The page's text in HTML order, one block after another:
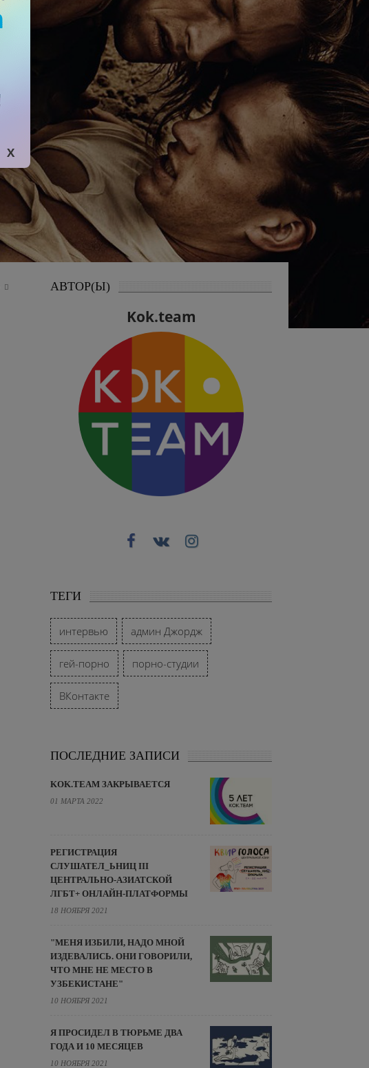
 АВТОР(Ы)
Kok.team
ТЕГИ
интервью админ Джордж
гей-порно порно-студии
ВКонтакте
ПОСЛЕДНИЕ ЗАПИСИ
KOK.TEAM ЗАКРЫВАЕТСЯ
01 МАРТА 2022
РЕГИСТРАЦИЯ
СЛУШАТЕЛ_ЬНИЦ III
ЦЕНТРАЛЬНО-АЗИАТСКОЙ
ЛГБТ+ ОНЛАЙН-ПЛАТФОРМЫ
18 НОЯБРЯ 2021
"МЕНЯ ИЗБИЛИ, НАДО МНОЙ
ИЗДЕВАЛИСЬ. ОНИ ГОВОРИЛИ,
ЧТО МНЕ НЕ МЕСТО В
УЗБЕКИСТАНЕ"
10 НОЯБРЯ 2021
Я ПРОСИДЕЛ В ТЮРЬМЕ ДВА
ГОДА И 10 МЕСЯЦЕВ
10 НОЯБРЯ 2021